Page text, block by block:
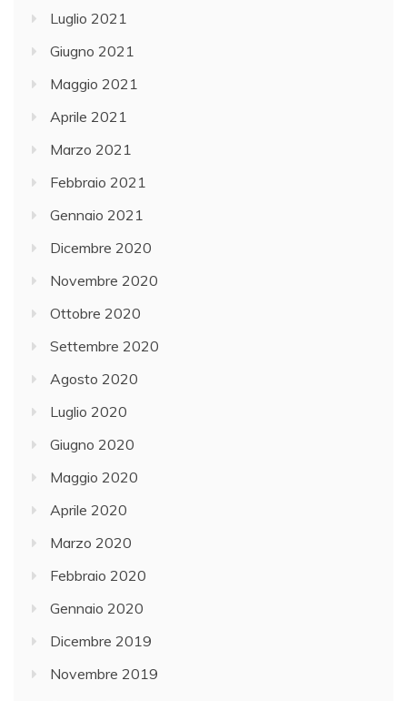
Luglio 2021
Giugno 2021
Maggio 2021
Aprile 2021
Marzo 2021
Febbraio 2021
Gennaio 2021
Dicembre 2020
Novembre 2020
Ottobre 2020
Settembre 2020
Agosto 2020
Luglio 2020
Giugno 2020
Maggio 2020
Aprile 2020
Marzo 2020
Febbraio 2020
Gennaio 2020
Dicembre 2019
Novembre 2019